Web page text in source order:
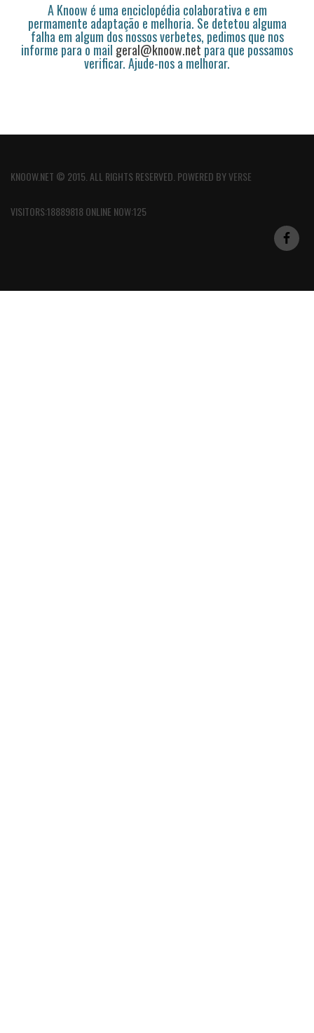
A Knoow é uma enciclopédia colaborativa e em
permamente adaptação e melhoria. Se detetou alguma
falha em algum dos nossos verbetes, pedimos que nos
informe para o mail geral@knoow.netpara que possamos
verificar. Ajude-nos a melhorar.
KNOOW.NET © 2015. ALL RIGHTS RESERVED. POWERED BYVERSE
VISITORS:18889818 ONLINE NOW:125